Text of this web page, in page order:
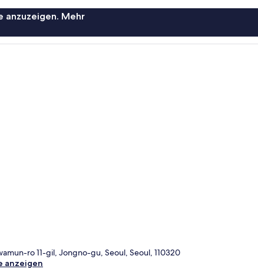
anzuzeigen. Mehr
ro 11-gil, Jongno-gu, Seoul, Seoul, 110320
anzeigen